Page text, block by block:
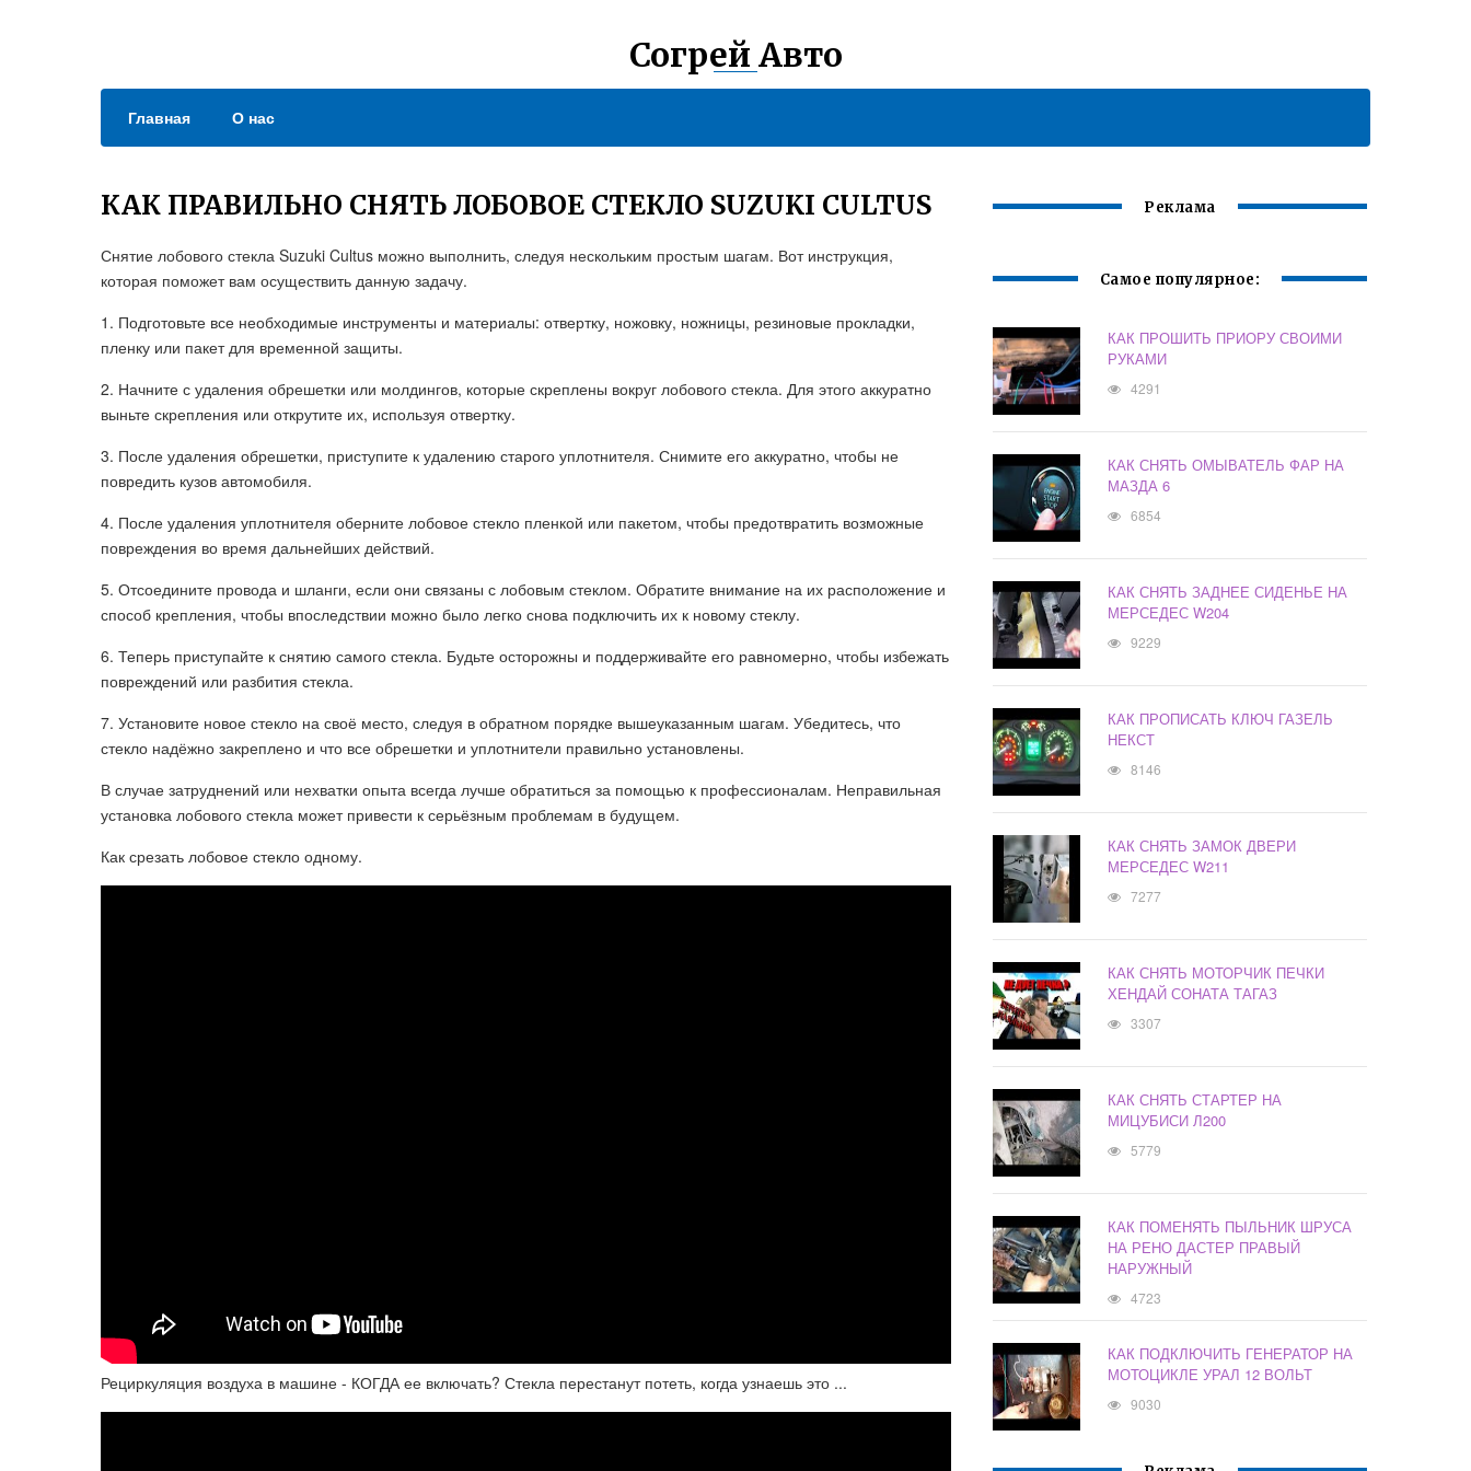
Согрей Авто
Главная О нас
КАК ПРАВИЛЬНО СНЯТЬ ЛОБОВОЕ СТЕКЛО SUZUKI CULTUS
Снятие лобового стекла Suzuki Cultus можно выполнить, следуя нескольким простым шагам. Вот инструкция,
которая поможет вам осуществить данную задачу.
1. Подготовьте все необходимые инструменты и материалы: отвертку, ножовку, ножницы, резиновые прокладки,
пленку или пакет для временной защиты.
2. Начните с удаления обрешетки или молдингов, которые скреплены вокруг лобового стекла. Для этого аккуратно
выньте скрепления или открутите их, используя отвертку.
3. После удаления обрешетки, приступите к удалению старого уплотнителя. Снимите его аккуратно, чтобы не
повредить кузов автомобиля.
4. После удаления уплотнителя оберните лобовое стекло пленкой или пакетом, чтобы предотвратить возможные
повреждения во время дальнейших действий.
5. Отсоедините провода и шланги, если они связаны с лобовым стеклом. Обратите внимание на их расположение и
способ крепления, чтобы впоследствии можно было легко снова подключить их к новому стеклу.
6. Теперь приступайте к снятию самого стекла. Будьте осторожны и поддерживайте его равномерно, чтобы избежать
повреждений или разбития стекла.
7. Установите новое стекло на своё место, следуя в обратном порядке вышеуказанным шагам. Убедитесь, что
стекло надёжно закреплено и что все обрешетки и уплотнители правильно установлены.
В случае затруднений или нехватки опыта всегда лучше обратиться за помощью к профессионалам. Неправильная
установка лобового стекла может привести к серьёзным проблемам в будущем.
Как срезать лобовое стекло одному.
Рециркуляция воздуха в машине - КОГДА ее включать? Стекла перестанут потеть, когда узнаешь это ...
Реклама
Самое популярное:
КАК ПРОШИТЬ ПРИОРУ СВОИМИ
РУКАМИ
4291
КАК СНЯТЬ ОМЫВАТЕЛЬ ФАР НА
МАЗДА 6
6854
КАК СНЯТЬ ЗАДНЕЕ СИДЕНЬЕ НА
МЕРСЕДЕС W204
9229
КАК ПРОПИСАТЬ КЛЮЧ ГАЗЕЛЬ
НЕКСТ
8146
КАК СНЯТЬ ЗАМОК ДВЕРИ
МЕРСЕДЕС W211
7277
КАК СНЯТЬ МОТОРЧИК ПЕЧКИ
ХЕНДАЙ СОНАТА ТАГАЗ
3307
КАК СНЯТЬ СТАРТЕР НА
МИЦУБИСИ Л200
5779
КАК ПОМЕНЯТЬ ПЫЛЬНИК ШРУСА
НА РЕНО ДАСТЕР ПРАВЫЙ
НАРУЖНЫЙ
4723
КАК ПОДКЛЮЧИТЬ ГЕНЕРАТОР НА
МОТОЦИКЛЕ УРАЛ 12 ВОЛЬТ
9030